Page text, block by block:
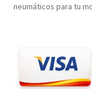
neumáticos para tu